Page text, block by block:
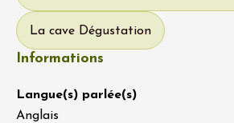
La cave Dégustation
Informations
Langue(s) parlée(s)
Anglais